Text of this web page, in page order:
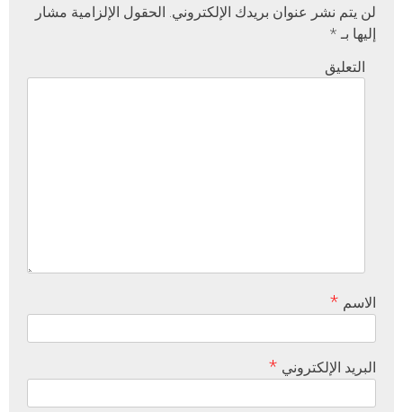
لن يتم نشر عنوان بريدك الإلكتروني. الحقول الإلزامية مشار
إليها بـ*
التعليق
الاسم *
البريد الإلكتروني *